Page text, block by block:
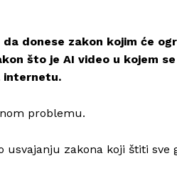
donese zakon kojim će
što je AI video u kojem
internetu.
problemu.
usvajanju zakona koji štiti sve